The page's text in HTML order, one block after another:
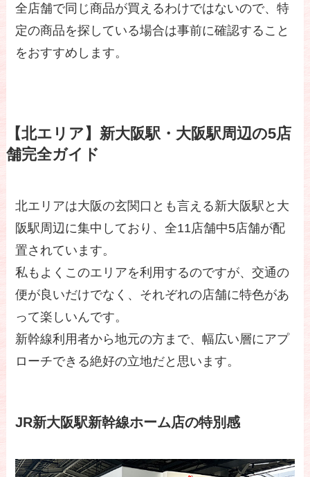
全店舗で同じ商品が買えるわけではないので、特
定の商品を探している場合は事前に確認すること
をおすすめします。
【北エリア】新大阪駅・大阪駅周辺の5店
舗完全ガイド
北エリアは大阪の玄関口とも言える新大阪駅と大
阪駅周辺に集中しており、全11店舗中5店舗が配
置されています。
私もよくこのエリアを利用するのですが、交通の
便が良いだけでなく、それぞれの店舗に特色があ
って楽しいんです。
新幹線利用者から地元の方まで、幅広い層にアプ
ローチできる絶好の立地だと思います。
JR新大阪駅新幹線ホーム店の特別感